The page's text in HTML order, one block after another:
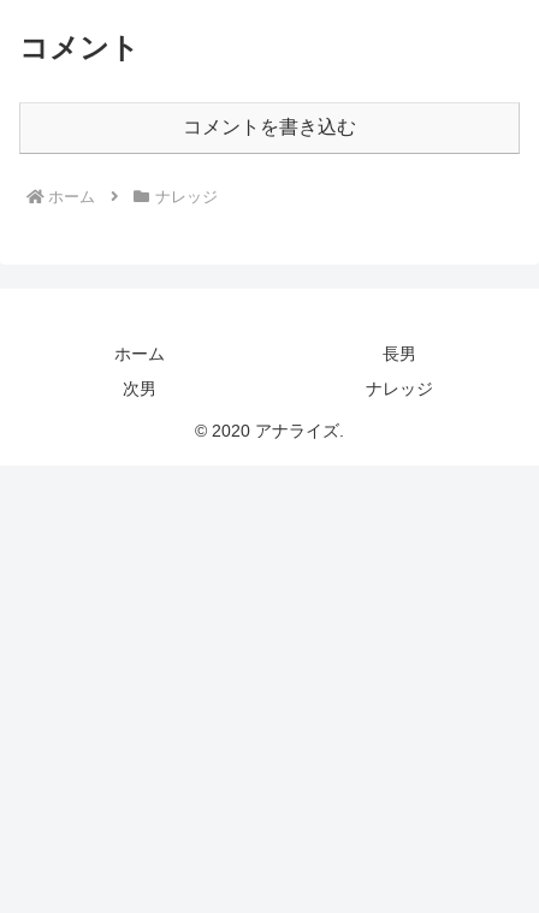
コメント
コメントを書き込む
ホーム ナレッジ
ホーム
長男
次男
ナレッジ
© 2020 アナライズ.